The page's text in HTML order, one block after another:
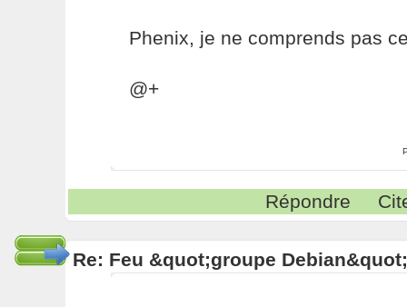
Phenix, je ne comprends pas
@+
Répondre
Re: Feu &quot;groupe Debian&quot;